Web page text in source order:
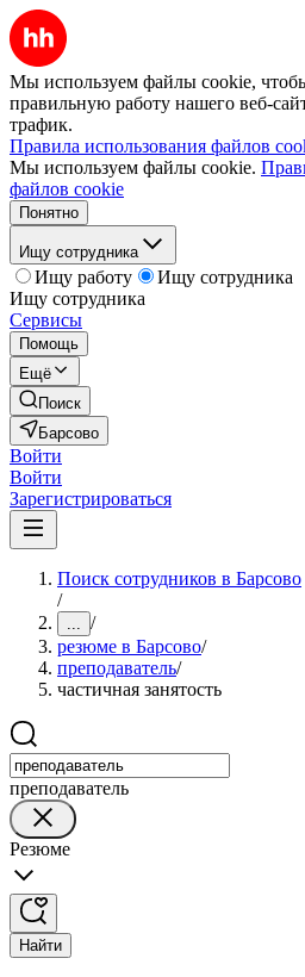
Мы используем файлы cookie,
правильную работу нашего веб-
трафик.
Правила использования файлов
Мы используем файлы cookie.
файлов cookie
Понятно
Ищу сотрудника
Ищу работу
Ищу сотрудника
Ищу сотрудника
Сервисы
Помощь
Ещё
Поиск
Барсово
Войти
Войти
Зарегистрироваться
Поиск сотрудников в Барсово
/
... /
резюме в Барсово/
преподаватель/
частичная занятость
преподаватель
Резюме
Найти